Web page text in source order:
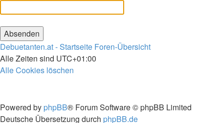
Debuetanten.at - Startseite Foren-Übersicht
Alle Zeiten sind UTC+01:00
Alle Cookies löschen
Powered by phpBB® Forum Software © phpBB Limited
Deutsche Übersetzung durch phpBB.de